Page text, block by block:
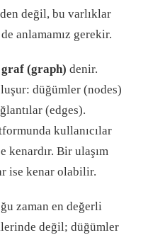
değil, bu varlıklar
anlamamız gerekir.
graf (graph) denir.
düğümler (nodes)
(edges).
kullanıcılar
kenardır. Bir ulaşım
ise kenar olabilir.
zaman en değerli
değil; düğümler